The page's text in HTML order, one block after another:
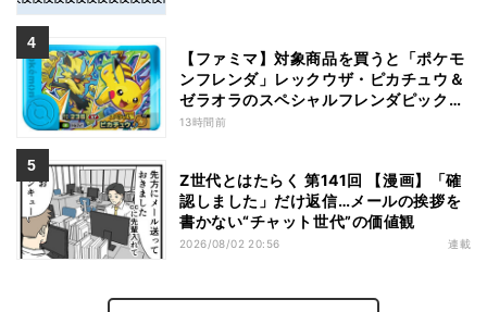
【ファミマ】対象商品を買うと「ポケモ
ンフレンダ」レックウザ・ピカチュウ＆
ゼラオラのスペシャルフレンダピックが
もらえるキャンペーン
13時間前
Z世代とはたらく 第141回 【漫画】「確
認しました」だけ返信…メールの挨拶を
書かない“チャット世代”の価値観
2026/08/02 20:56 連載